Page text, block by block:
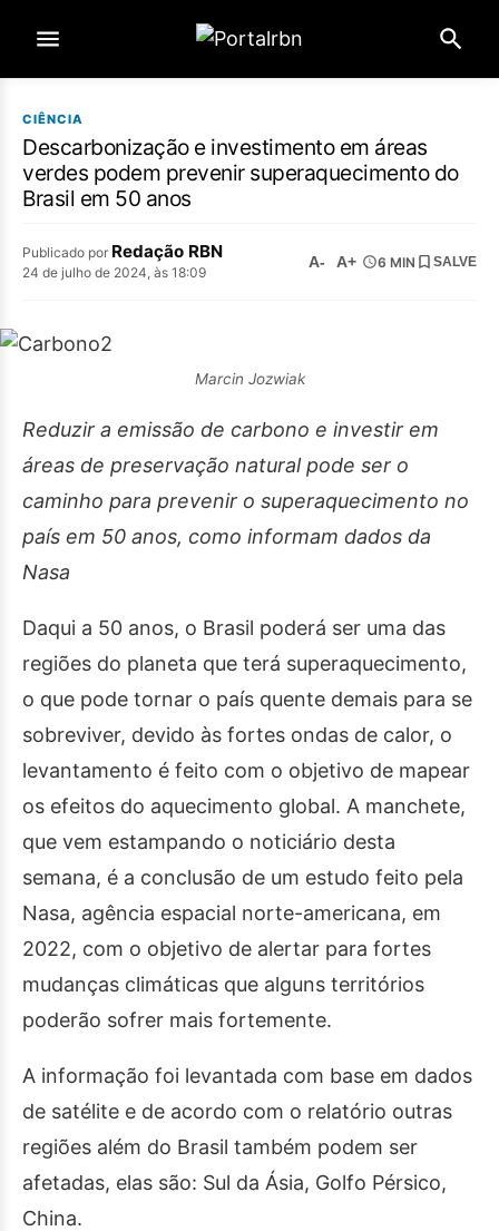
CIÊNCIA
Descarbonização e investimento em áreas
verdes podem prevenir superaquecimento do
Brasil em 50 anos
Publicado por Redação RBN
24 de julho de 2024, às 18:09
A- A+ 6 MIN SALVE
Marcin Jozwiak
Reduzir a emissão de carbono e investir em
áreas de preservação natural pode ser o
caminho para prevenir o superaquecimento no
país em 50 anos, como informam dados da
Nasa
Daqui a 50 anos, o Brasil poderá ser uma das
regiões do planeta que terá superaquecimento,
o que pode tornar o país quente demais para se
sobreviver, devido às fortes ondas de calor, o
levantamento é feito com o objetivo de mapear
os efeitos do aquecimento global. A manchete,
que vem estampando o noticiário desta
semana, é a conclusão de um estudo feito pela
Nasa, agência espacial norte-americana, em
2022, com o objetivo de alertar para fortes
mudanças climáticas que alguns territórios
poderão sofrer mais fortemente.
A informação foi levantada com base em dados
de satélite e de acordo com o relatório outras
regiões além do Brasil também podem ser
afetadas, elas são: Sul da Ásia, Golfo Pérsico,
China.